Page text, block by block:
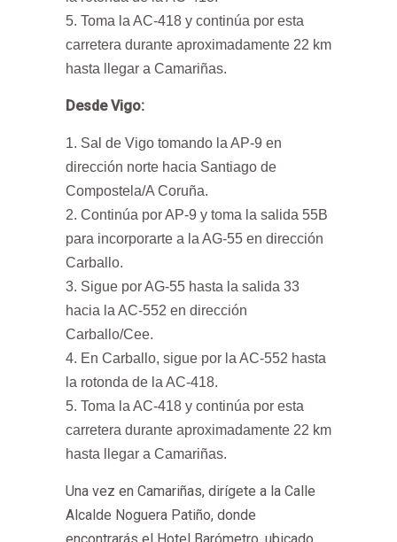
Toma la AC-418 y continúa por esta
carretera durante aproximadamente 22 km
hasta llegar a Camariñas.
Desde Vigo:
Sal de Vigo tomando la AP-9 en
dirección norte hacia Santiago de
Compostela/A Coruña.
Continúa por AP-9 y toma la salida 55B
para incorporarte a la AG-55 en dirección
Carballo.
Sigue por AG-55 hasta la salida 33
hacia la AC-552 en dirección
Carballo/Cee.
En Carballo, sigue por la AC-552 hasta
la rotonda de la AC-418.
Toma la AC-418 y continúa por esta
carretera durante aproximadamente 22 km
hasta llegar a Camariñas.
Una vez en Camariñas, dirígete a la Calle
Alcalde Noguera Patiño, donde